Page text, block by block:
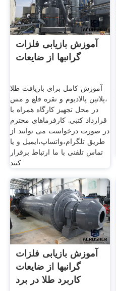
آموزش بازیابی فلزات
گرانبها از ضایعات
آموزش کامل برای بازیافت طلا
،پلاتین پالادیوم و نقره قلع و مس
در محل تجهیز کارگاه همراه با
قرارداد کتبی. کارفرماهای محترم
در صورت درخواست می توانند از
طریق تلگرام،واتساپ،ایمیل و یا
تماس تلفنی با ما ارتباط برقرار
کنند
آموزش بازیابی فلزات
گرانبها از ضایعات
کاربرد طلا در برد